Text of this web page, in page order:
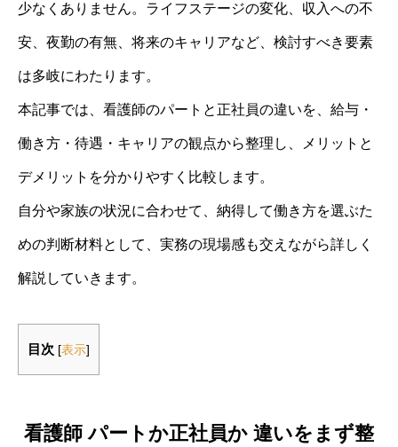
少なくありません。ライフステージの変化、収入への不
安、夜勤の有無、将来のキャリアなど、検討すべき要素
は多岐にわたります。
本記事では、看護師のパートと正社員の違いを、給与・
働き方・待遇・キャリアの観点から整理し、メリットと
デメリットを分かりやすく比較します。
自分や家族の状況に合わせて、納得して働き方を選ぶた
めの判断材料として、実務の現場感も交えながら詳しく
解説していきます。
目次 [表示]
看護師 パートか正社員か 違いをまず整